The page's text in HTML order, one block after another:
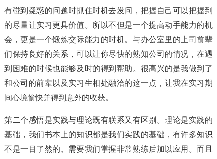
有碰到疑惑的问题时抓住时机去发问，把握自己可以把握到
的尽量让实习更具价值。所以不但是一个提高动手能力的机
会，更是一个锻炼交际能力的时机。与办公室里的上司前辈
们保持良好的关系，可以让你尽快的熟知公司的情况，在遇
到困难的时候也能够及时的得到帮助。很高兴的是我做到了
和公司的前辈以及实习生相处融洽的这一点，让我在实习期
间心境愉快并得到意外的收获。
第二个感悟是实践与理论既有联系又有区别。理论是实践的
基础，我们书本上的知识都是我们实践的基础，有许多知识
不是一目了然的。需要我们掌握非常熟练后加以应用。而且